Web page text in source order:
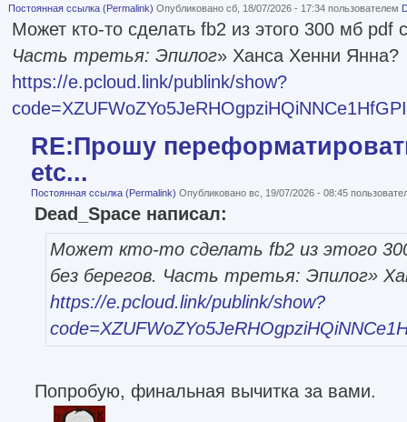
Постоянная ссылка (Permalink) Опубликовано сб, 18/07/2026 - 17:34 пользователем
Может кто-то сделать fb2 из этого 300 мб pdf
Часть третья: Эпилог» Ханса Хенни Янна?
https://e.pcloud.link/publink/show?
RE:Прошу
etc...
Постоянная ссылка (Permalink) Опубликовано вс, 19/07/2026 - 08:45
Dead_Space написал:
Может кто-то сделать fb2 из этого
без берегов. Часть третья: Эпилог»
https://e.pcloud.link/publink/show?
Попробую, финальная вычитка за вами.